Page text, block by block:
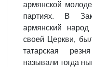
армянской
партиях. В
армянский
своей Церкви,
татарская
называли тогда